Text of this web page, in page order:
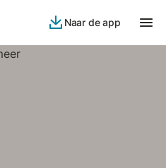
Naar de app